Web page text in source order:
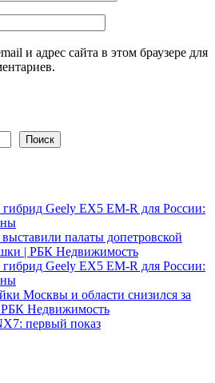
и адрес сайта в этом браузере для
Поиск
Geely EX5 EM-R для России:
палаты допетровской
| РБК Недвижимость
Geely EX5 EM-R для России:
Москвы и области снизился за
РБК Недвижимость
первый показ